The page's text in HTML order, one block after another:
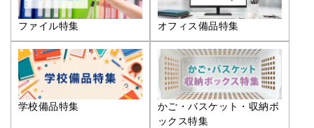
ファイル特集 オフィス備品特集
学校備品特集
かご・バスケット・収納ボ
ックス特集